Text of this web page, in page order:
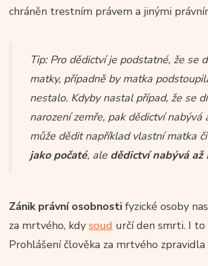
chráněn trestním právem a jinými
Tip: Pro dědictví je podstatné, že se
matky, případně by matka
nestalo. Kdyby nastal případ, že se
narození zemře, pak dědictví
může dědit například vlastní matka
jako počaté, ale dědictví nabývá až
Zánik právní osobnosti fyzické osoby
za mrtvého, kdy soud určí den smrti. I
Prohlášení člověka za mrtvého